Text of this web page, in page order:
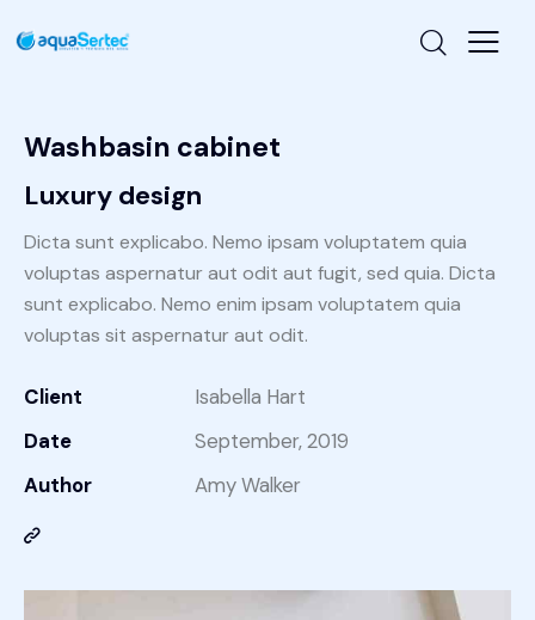
Washbasin cabinet
Luxury design
Dicta sunt explicabo. Nemo ipsam voluptatem quia
voluptas aspernatur aut odit aut fugit, sed quia. Dicta
sunt explicabo. Nemo enim ipsam voluptatem quia
voluptas sit aspernatur aut odit.
Client
Isabella Hart
Date
September, 2019
Author
Amy Walker